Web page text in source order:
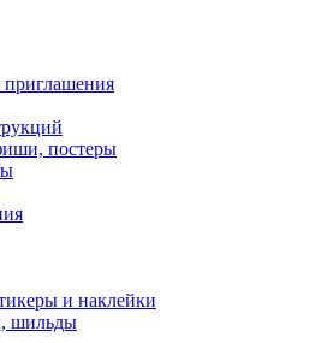
постеры
и наклейки
шильды